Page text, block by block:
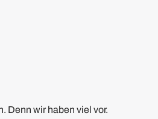
Denn wir haben viel vor.